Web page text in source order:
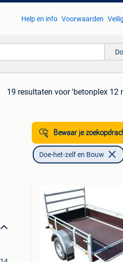
Help en info Voorwaarden
19 resultaten voor 'betonplex 12
Bewaar je
Doe-het-zelf en Bouw